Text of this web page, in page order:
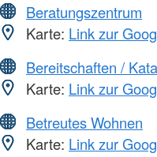
Beratungszentrum
Karte: Link zur
Bereitschaften /
Karte: Link zur
Betreutes Wohnen
Karte: Link zur